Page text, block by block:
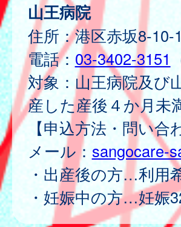
山王病院
住所：港区赤坂8-10-
電話： 03-3402-3151
対象：山王病院及び
産した産後４か月未
【申込方法・問い合
メール： sangocare-
・出産後の方…利用
・妊娠中の方…妊娠